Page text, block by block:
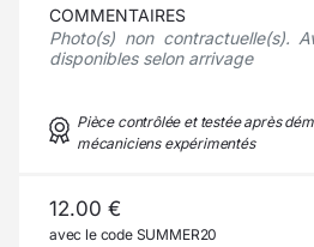
COMMENTAIRES
Photo(s) non contractuelle(s).
disponibles selon arrivage
Pièce contrôlée et testée après
mécaniciens expérimentés
12.00 €
avec le code SUMMER20